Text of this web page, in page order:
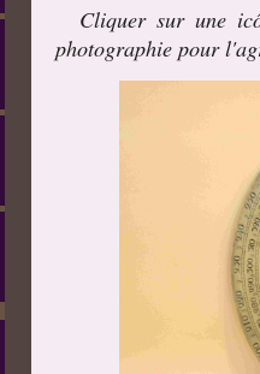
Cliquer sur une
photographie pour